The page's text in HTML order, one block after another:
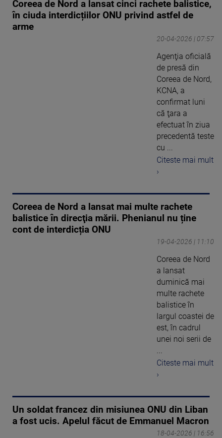
Coreea de Nord a lansat cinci rachete balistice,
în ciuda interdicțiilor ONU privind astfel de
arme
20-04-2026 | 07:57
Agenţia oficială
de presă din
Coreea de Nord,
KCNA, a
confirmat luni
că ţara a
efectuat în ziua
precedentă teste
cu ...
Citeste mai mult
›
Coreea de Nord a lansat mai multe rachete
balistice în direcţia mării. Phenianul nu ține
cont de interdicția ONU
19-04-2026 | 11:10
Coreea de Nord
a lansat
duminică mai
multe rachete
balistice în
largul coastei de
est, în cadrul
unei noi serii de
...
Citeste mai mult
›
Un soldat francez din misiunea ONU din Liban
a fost ucis. Apelul făcut de Emmanuel Macron
18-04-2026 | 16:56